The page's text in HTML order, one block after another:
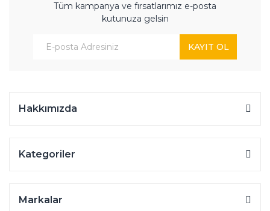
Tüm kampanya ve fırsatlarımız e-posta
kutunuza gelsin
KAYIT OL
Hakkımızda
Kategoriler
Markalar